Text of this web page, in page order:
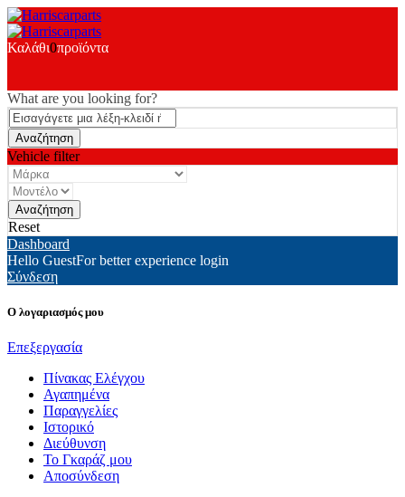
Καλάθι0προϊόντα
What are you looking for?
Vehicle filter
Reset
Dashboard
Hello GuestFor better experience login
Σύνδεση
Ο λογαριασμός μου
Επεξεργασία
Πίνακας Ελέγχου
Αγαπημένα
Παραγγελίες
Ιστορικό
Διεύθυνση
Το Γκαράζ μου
Αποσύνδεση